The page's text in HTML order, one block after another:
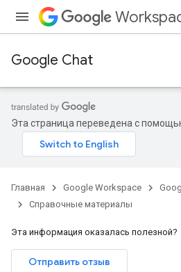
Google Chat
Эта страница переведена с
Главная Google Workspace
Справочные материалы
Эта информация оказалась полезной?
Отправить отзыв